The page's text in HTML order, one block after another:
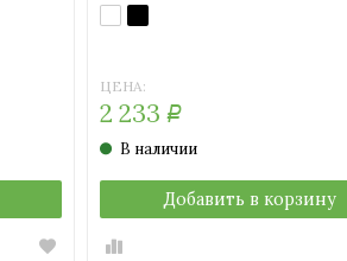
BIANCO
(белый)
NERO
(черный)
ЦЕНА:
2 233 Р
В наличии
Добавить в корзину